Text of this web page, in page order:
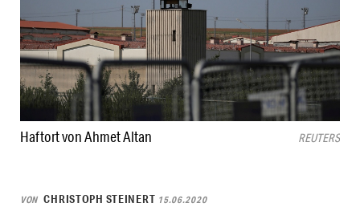
Haftort von Ahmet Altan REUTERS
VON CHRISTOPH STEINERT 15.06.2020